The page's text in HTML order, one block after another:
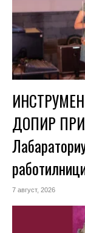
ДОПИР
7 август, 2026